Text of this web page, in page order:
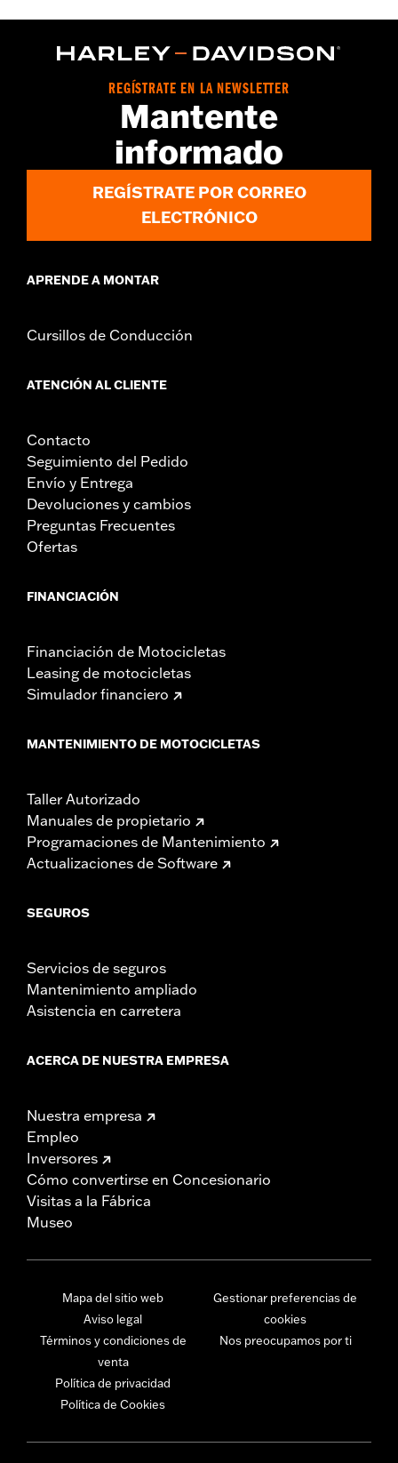
Contenido del embalaje:Sólo manopla de lavado
REGÍSTRATE EN LA NEWSLETTER
Mantente
informado
REGÍSTRATE POR CORREO
ELECTRÓNICO
APRENDE A MONTAR
Cursillos de Conducción
ATENCIÓN AL CLIENTE
Contacto
Seguimiento del Pedido
Envío y Entrega
Devoluciones y cambios
Preguntas Frecuentes
Ofertas
FINANCIACIÓN
Financiación de Motocicletas
Leasing de motocicletas
Simulador financiero
MANTENIMIENTO DE MOTOCICLETAS
Taller Autorizado
Manuales de propietario
Programaciones de Mantenimiento
Actualizaciones de Software
SEGUROS
Servicios de seguros
Mantenimiento ampliado
Asistencia en carretera
ACERCA DE NUESTRA EMPRESA
Nuestra empresa
Empleo
Inversores
Cómo convertirse en Concesionario
Visitas a la Fábrica
Museo
Mapa del sitio web
Aviso legal
Términos y condiciones de
venta
Política de privacidad
Política de Cookies
Gestionar preferencias de
cookies
Nos preocupamos por ti